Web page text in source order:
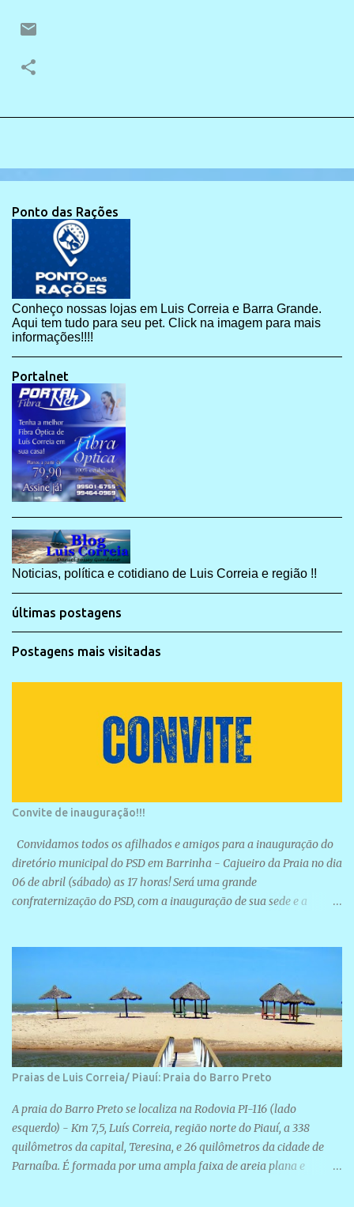
Ponto das Rações
Conheço nossas lojas em Luis Correia e Barra Grande.
Aqui tem tudo para seu pet. Click na imagem para mais
informações!!!!
Portalnet
Noticias, política e cotidiano de Luis Correia e região !!
últimas postagens
Postagens mais visitadas
Convite de inauguração!!!
Convidamos todos os afilhados e amigos para a inauguração do
diretório municipal do PSD em Barrinha - Cajueiro da Praia no dia
06 de abril (sábado) as 17 horas! Será uma grande
confraternização do PSD, com a inauguração de sua sede e a
Praias de Luis Correia/ Piauí: Praia do Barro Preto
A praia do Barro Preto se localiza na Rodovia PI-116 (lado
esquerdo) - Km 7,5, Luís Correia, região norte do Piauí, a 338
quilômetros da capital, Teresina, e 26 quilômetros da cidade de
Parnaíba. É formada por uma ampla faixa de areia plana e